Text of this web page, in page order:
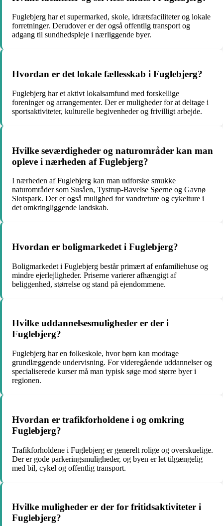
Fuglebjerg har et supermarked, skole, idrætsfaciliteter og lokale
forretninger. Derudover er der også offentlig transport og
adgang til sundhedspleje i nærliggende byer.
Hvordan er det lokale fællesskab i Fuglebjerg?
Fuglebjerg har et aktivt lokalsamfund med forskellige
foreninger og arrangementer. Der er muligheder for at deltage i
sportsaktiviteter, kulturelle begivenheder og frivilligt arbejde.
Hvilke seværdigheder og naturområder kan man
opleve i nærheden af Fuglebjerg?
I nærheden af Fuglebjerg kan man udforske smukke
naturområder som Susåen, Tystrup-Bavelse Søerne og Gavnø
Slotspark. Der er også mulighed for vandreture og cykelture i
det omkringliggende landskab.
Hvordan er boligmarkedet i Fuglebjerg?
Boligmarkedet i Fuglebjerg består primært af enfamiliehuse og
mindre ejerlejligheder. Priserne varierer afhængigt af
beliggenhed, størrelse og stand på ejendommene.
Hvilke uddannelsesmuligheder er der i
Fuglebjerg?
Fuglebjerg har en folkeskole, hvor børn kan modtage
grundlæggende undervisning. For videregående uddannelser og
specialiserede kurser må man typisk søge mod større byer i
regionen.
Hvordan er trafikforholdene i og omkring
Fuglebjerg?
Trafikforholdene i Fuglebjerg er generelt rolige og overskuelige.
Der er gode parkeringsmuligheder, og byen er let tilgængelig
med bil, cykel og offentlig transport.
Hvilke muligheder er der for fritidsaktiviteter i
Fuglebjerg?